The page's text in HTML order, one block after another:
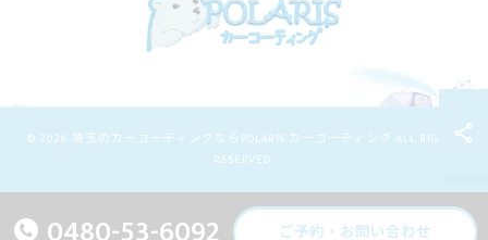
ご予約・お問い合わせ
© 2026 埼玉のカーコーティングならPOLARIS カーコーティング ALL RIGHTS
RESERVED.